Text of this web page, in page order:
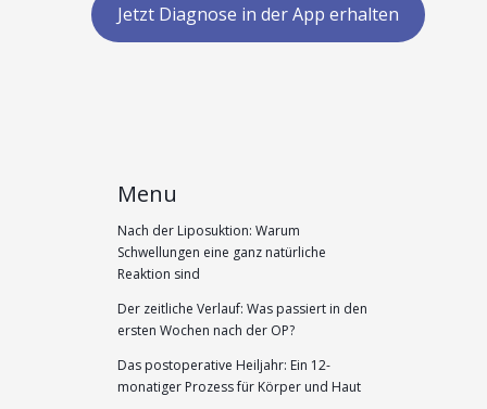
Jetzt Diagnose in der App erhalten
Menu
Nach der Liposuktion: Warum
Schwellungen eine ganz natürliche
Reaktion sind
Der zeitliche Verlauf: Was passiert in den
ersten Wochen nach der OP?
Das postoperative Heiljahr: Ein 12-
monatiger Prozess für Körper und Haut